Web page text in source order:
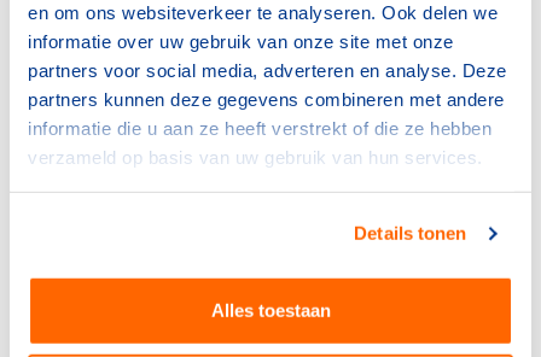
en om ons websiteverkeer te analyseren. Ook delen we
informatie over uw gebruik van onze site met onze
partners voor social media, adverteren en analyse. Deze
partners kunnen deze gegevens combineren met andere
informatie die u aan ze heeft verstrekt of die ze hebben
verzameld op basis van uw gebruik van hun services.
Details tonen
Alles toestaan
6 juli 2026
NOC*NSF
Frankrijk kiest voor Thialf:
olympisch schaatsen 2030 in
Heerenveen
NOC*NSF sluit zich aan bij
wereldwijd Sports for Nature